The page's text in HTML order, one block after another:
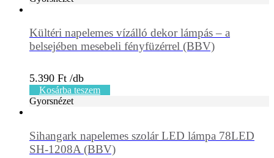
Kültéri napelemes vízálló dekor lámpás – a
belsejében mesebeli fényfüzérrel (BBV)
5.390 Ft
Kosárba teszem
Gyorsnézet
Sihangark napelemes szolár LED lámpa 78LED
SH-1208A (BBV)